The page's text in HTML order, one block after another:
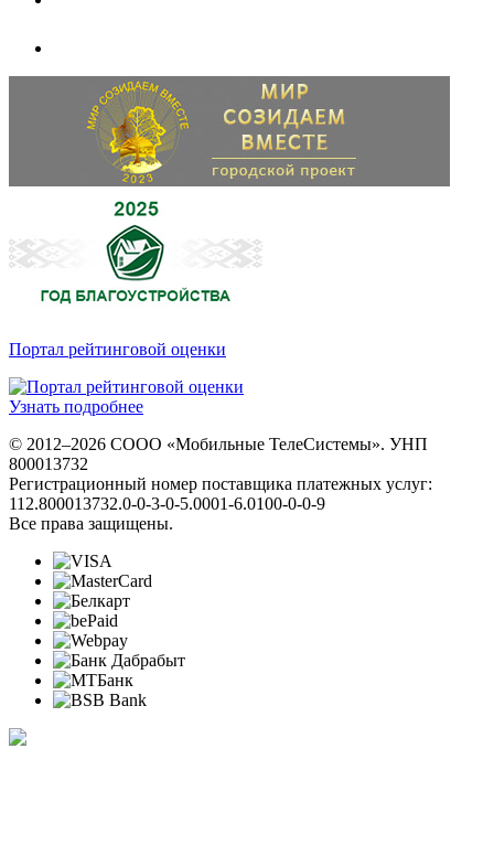
Портал рейтинговой оценки
Узнать подробнее
© 2012–2026 СООО «Мобильные ТелеСистемы». УНП
800013732
Регистрационный номер поставщика платежных услуг:
112.800013732.0-0-3-0-5.0001-6.0100-0-0-9
Все права защищены.